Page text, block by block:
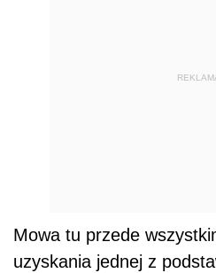
Mowa tu przede
uzyskania jednej z